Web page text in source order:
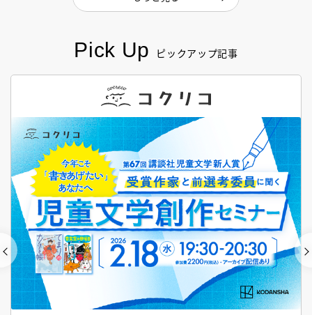
Pick Up ピックアップ記事